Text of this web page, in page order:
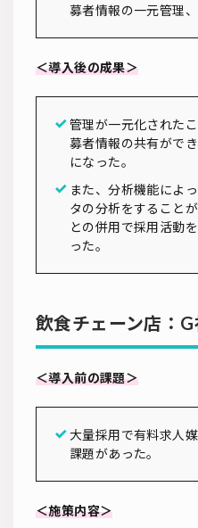
募者情報の一元管理
＜導入後の成果＞
管理が一元化された
募者情報の共有がで
になった。
また、分析機能によ
タの分析をすること
との併用で採用活動
った。
飲食チェーン店：G
＜導入前の課題＞
大量採用で有料求人
課題があった。
＜施策内容＞